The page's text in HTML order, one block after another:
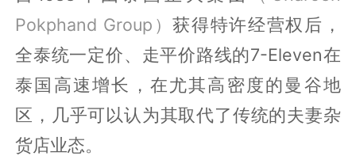
Pokphand Group）获得特许经营权后，
全泰统一定价、走平价路线的7-Eleven在
泰国高速增长，在尤其高密度的曼谷地
区，几乎可以认为其取代了传统的夫妻杂
货店业态。